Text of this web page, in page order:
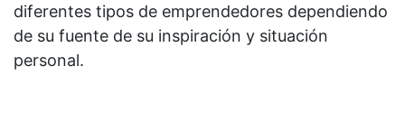
diferentes tipos de emprendedores dependiendo
de su fuente de su inspiración y situación
personal.